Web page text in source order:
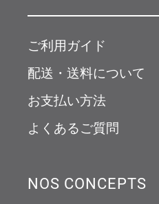
ご利用ガイド
配送・送料について
お支払い方法
よくあるご質問
NOS CONCEPTS